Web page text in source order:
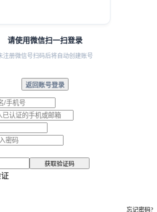
请使用微信扫一扫登录
注册微信号扫码后将自动创建账号
返回账号登录
获取验证码
忘记密码?